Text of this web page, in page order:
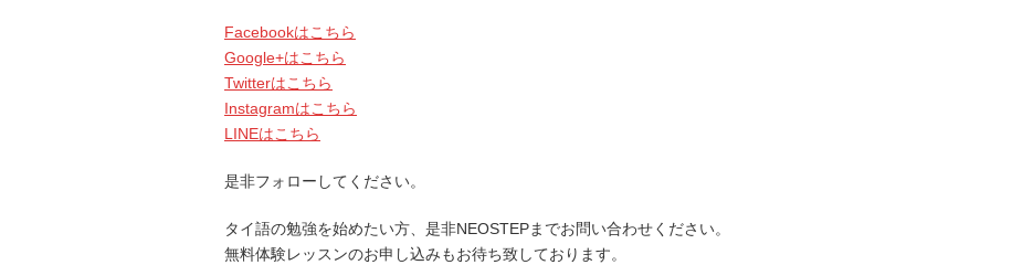
ー
Facebookはこちら
Google+はこちら
Twitterはこちら
Instagramはこちら
LINEはこちら
是非フォローしてください。
タイ語の勉強を始めたい方、是非NEOSTEPまでお問い合わせください。
無料体験レッスンのお申し込みもお待ち致しております。